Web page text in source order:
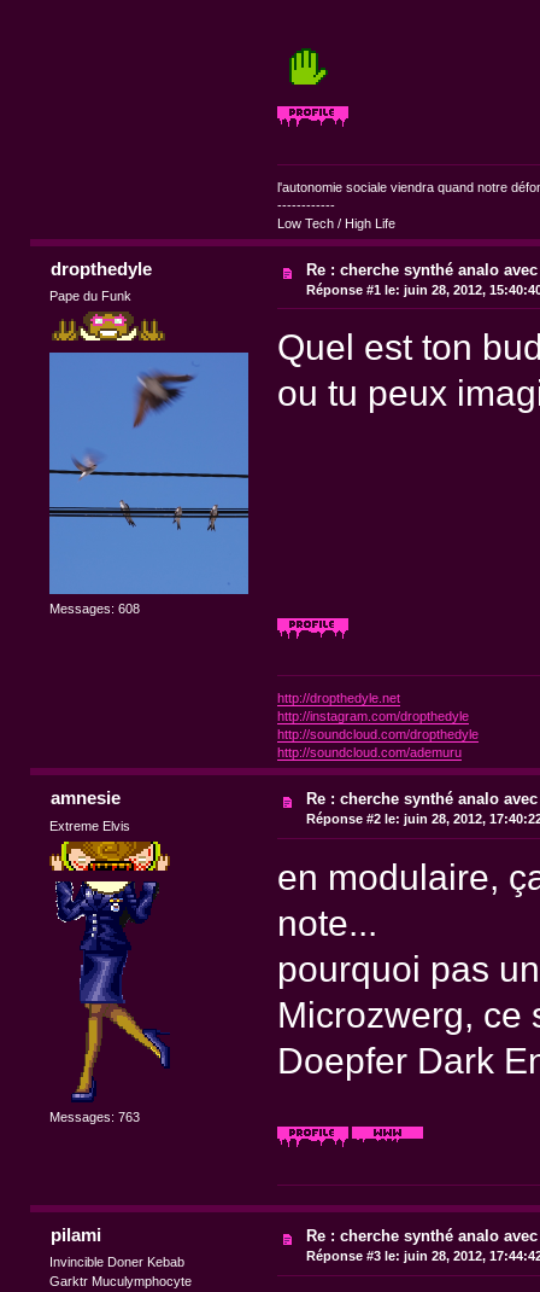
l'autonomie sociale viendra quand notre
------------
Low Tech / High Life
dropthedyle
Pape du Funk
Messages: 608
Re : cherche synthé analo
Réponse #1 le: juin 28, 2012,
Quel est ton
ou tu peux
http://dropthedyle.net
http://instagram.com/dropthedyle
http://soundcloud.com/dropthedyle
http://soundcloud.com/ademuru
amnesie
Extreme Elvis
Messages: 763
Re : cherche synthé analo
Réponse #2 le: juin 28, 2012,
en modulaire,
note...
pourquoi pas
Microzwerg, ce
Doepfer Dark
pilami
Invincible Doner Kebab
Garktr Muculymphocyte
Re : cherche synthé analo
Réponse #3 le: juin 28, 2012,